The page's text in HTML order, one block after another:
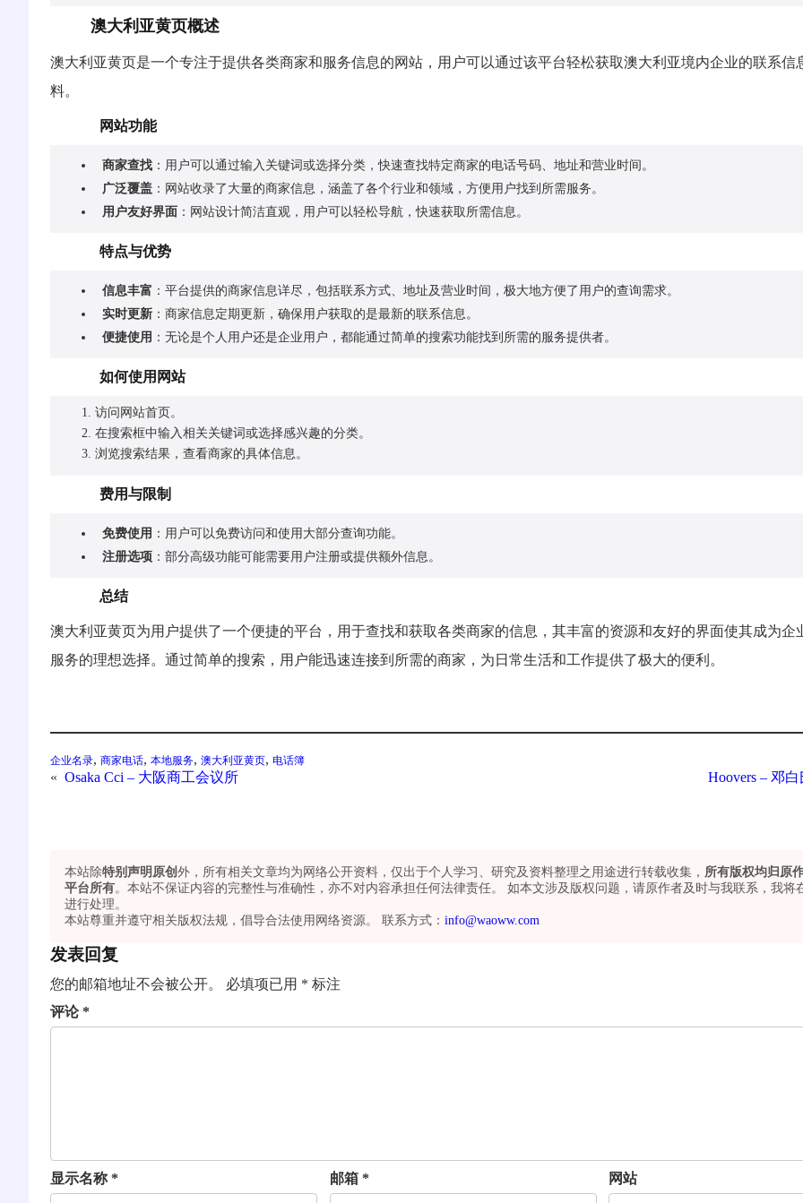
澳大利亚黄页概述
澳大利亚黄页是一个专注于提供各类商家和服务信息的网站，用户可以通过该平台轻松获取澳大利亚境内企业的联系信
料。
网站功能
商家查找 ：用户可以通过输入关键词或选择分类，快速查找特定商家的电话号码、地址和营业时间。
广泛覆盖 ：网站收录了大量的商家信息，涵盖了各个行业和领域，方便用户找到所需服务。
用户友好界面 ：网站设计简洁直观，用户可以轻松导航，快速获取所需信息。
特点与优势
信息丰富 ：平台提供的商家信息详尽，包括联系方式、地址及营业时间，极大地方便了用户的查询需求。
实时更新 ：商家信息定期更新，确保用户获取的是最新的联系信息。
便捷使用 ：无论是个人用户还是企业用户，都能通过简单的搜索功能找到所需的服务提供者。
如何使用网站
访问网站首页。
在搜索框中输入相关关键词或选择感兴趣的分类。
浏览搜索结果，查看商家的具体信息。
费用与限制
免费使用 ：用户可以免费访问和使用大部分查询功能。
注册选项 ：部分高级功能可能需要用户注册或提供额外信息。
总结
澳大利亚黄页为用户提供了一个便捷的平台，用于查找和获取各类商家的信息，其丰富的资源和友好的界面使其成为企
服务的理想选择。通过简单的搜索，用户能迅速连接到所需的商家，为日常生活和工作提供了极大的便利。
企业名录, 商家电话, 本地服务, 澳大利亚黄页, 电话簿
« Osaka Cci – 大阪商工会议所 Hoovers – 邓
本站除特别声明原创 外，所有相关文章均为网络公开资料，仅出于个人学习、研究及资料整理之用途进行转载收集， 所有版权均归原
平台所有。本站不保证内容的完整性与准确性，亦不对内容承担任何法律责任。 如本文涉及版权问题，请原作者及时与我联系，我将
进行处理。
本站尊重并遵守相关版权法规，倡导合法使用网络资源。 联系方式： info@waoww.com
发表回复
您的邮箱地址不会被公开。 必填项已用 * 标注
评论 *
显示名称 * 邮箱 * 网站